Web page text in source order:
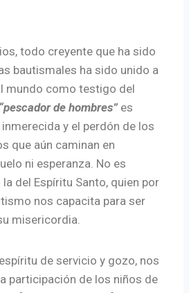
todo creyente que ha sido
bautismales ha sido unido a
mundo como testigo del
“pescador de hombres” es
y el perdón de los
que aún caminan en
ni esperanza. No es
del Espíritu Santo, quien por
nos capacita para ser
misericordia.
de servicio y gozo, nos
participación de los niños de